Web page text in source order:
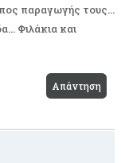
παραγωγής τους…
Φιλάκια και
Απάντηση